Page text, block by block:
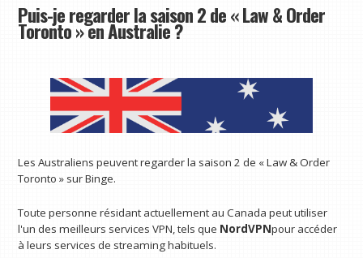
Puis-je regarder la saison 2 de « Law & Order
Toronto » en Australie ?
Les Australiens peuvent regarder la saison 2 de « Law & Order
Toronto » sur Binge.
Toute personne résidant actuellement au Canada peut utiliser
l'un des meilleurs services VPN, tels que NordVPNpour accéder
à leurs services de streaming habituels.